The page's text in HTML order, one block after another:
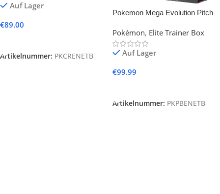
Auf Lager
€89.00
Artikelnummer: PKCRENETB
Pokemon Mega Evolution Pitch
Pokémon, Elite Trainer Box
Auf Lager
€99.99
Artikelnummer: PKPBENETB